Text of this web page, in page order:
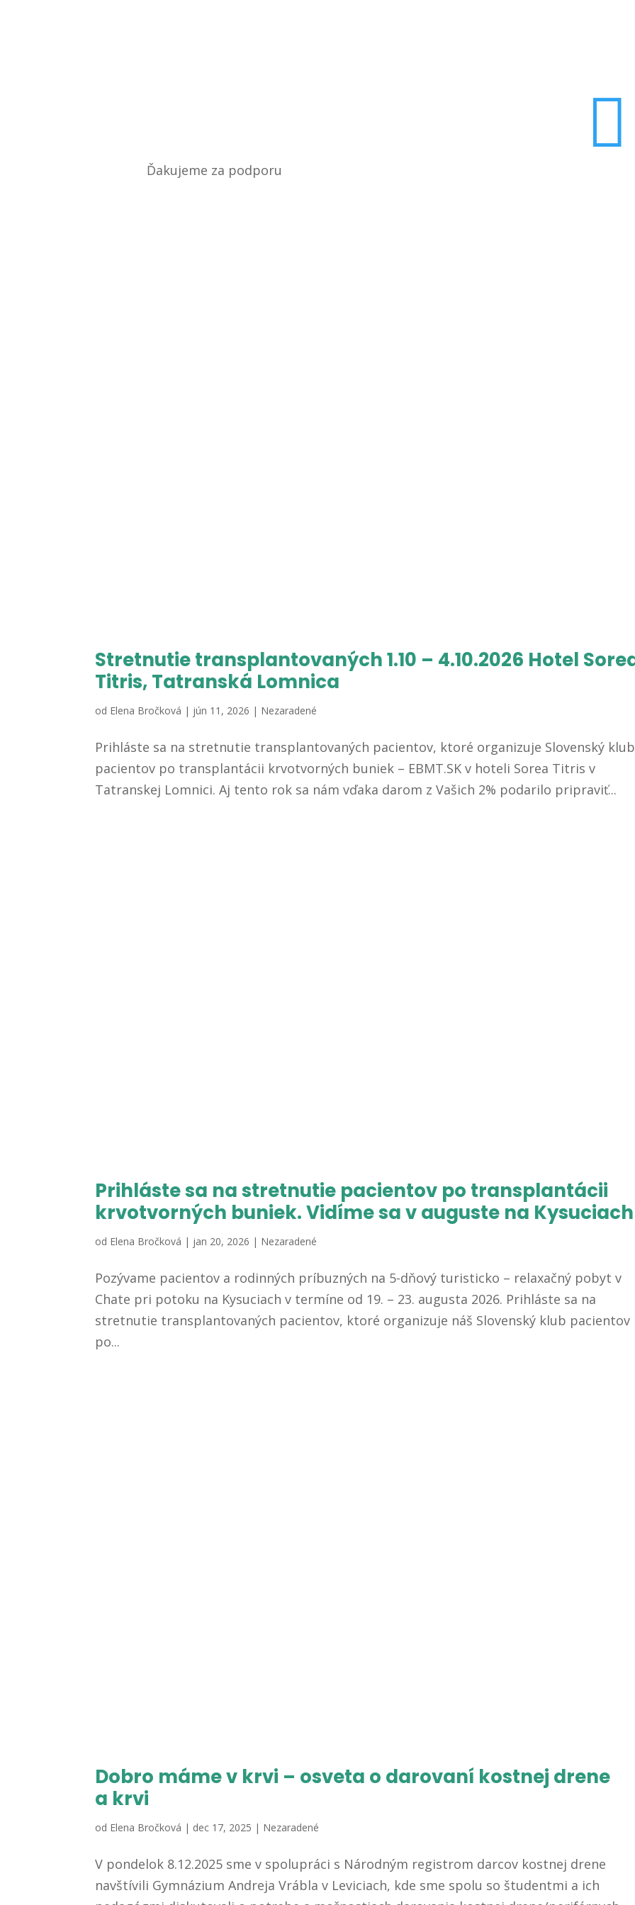
Ďakujeme za podporu

Stretnutie transplantovaných 1.10 – 4.10.2026 Hotel
Titris, Tatranská Lomnica
od Elena Bročková | jún 11, 2026 | Nezaradené
Prihláste sa na stretnutie transplantovaných pacientov, ktoré organizuje Slovenský klub
pacientov po transplantácii krvotvorných buniek – EBMT.SK v hoteli Sorea Titris v
Tatranskej Lomnici. Aj tento rok sa nám vďaka darom z Vašich 2% podarilo pripraviť...
Prihláste sa na stretnutie pacientov po transplantácii
krvotvorných buniek. Vidíme sa v auguste na
od Elena Bročková | jan 20, 2026 | Nezaradené
Pozývame pacientov a rodinných príbuzných na 5-dňový turisticko – relaxačný pobyt v
Chate pri potoku na Kysuciach v termíne od 19. – 23. augusta 2026. Prihláste sa na
stretnutie transplantovaných pacientov, ktoré organizuje náš Slovenský klub pacientov
po...
Dobro máme v krvi – osveta o darovaní kostnej drene
a krvi
od Elena Bročková | dec 17, 2025 | Nezaradené
V pondelok 8.12.2025 sme v spolupráci s Národným registrom darcov kostnej drene
navštívili Gymnázium Andreja Vrábla v Leviciach, kde sme spolu so študentmi a ich